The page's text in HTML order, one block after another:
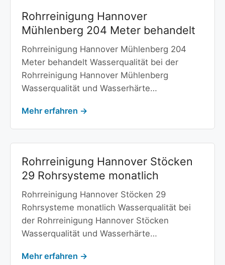
Rohrreinigung Hannover
Mühlenberg 204 Meter behandelt
Rohrreinigung Hannover Mühlenberg 204
Meter behandelt Wasserqualität bei der
Rohrreinigung Hannover Mühlenberg
Wasserqualität und Wasserhärte…
Mehr erfahren →
Rohrreinigung Hannover Stöcken
29 Rohrsysteme monatlich
Rohrreinigung Hannover Stöcken 29
Rohrsysteme monatlich Wasserqualität bei
der Rohrreinigung Hannover Stöcken
Wasserqualität und Wasserhärte…
Mehr erfahren →